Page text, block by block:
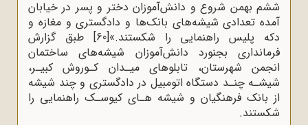
ششم بهمن شروع و دانش‌آموزان دختر و پسر در خیابان
آمده تعدادی شیشه‌های بانک‌ها و دادگستری و مغازه و
دکه پلیس راهنمایی را شکستند.»[60]
طبق گزارش
فرمانداری بجنورد دانش‌آموزان شیشه‌های ساختمان
انجمن شهرستان، تابلوهای میـدان کـوروش کبیـر،
شیشـه چنـد دستگاه اتومبیل در دادگستری و چند شیشه
از بانک فرهنگیان و شیشه هـای کیوسـک راهنمایی را
شکستند.